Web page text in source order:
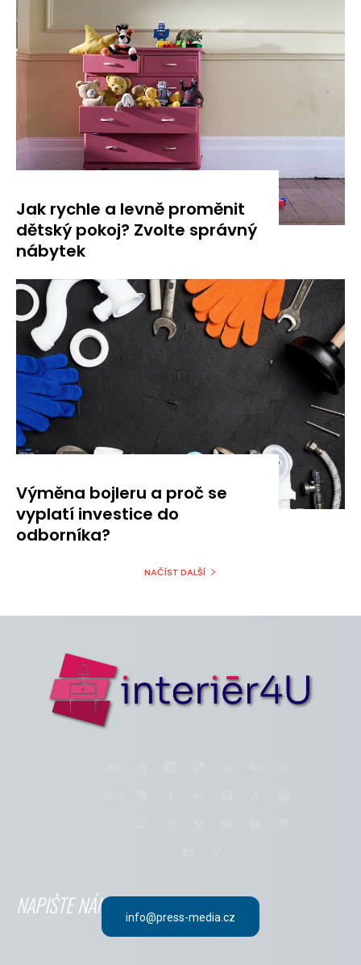
Jak rychle a levně proměnit
dětský pokoj? Zvolte správný
nábytek
Výměna bojleru a proč se
vyplatí investice do
odborníka?
NAČÍST DALŠÍ
NAPIŠTE NÁM info@press-media.cz